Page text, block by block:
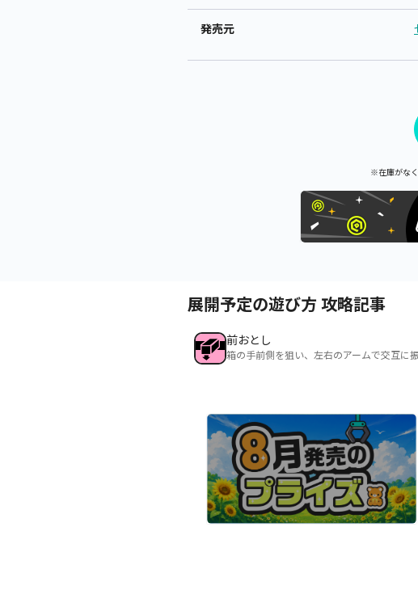
発売元
※在庫がな
展開予定の遊び方 攻略記事
前おとし
箱の手前側を狙い、左右のアームで交互に